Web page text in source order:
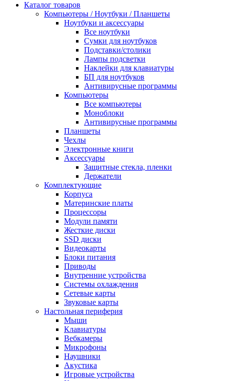
Каталог товаров
Компьютеры / Ноутбуки / Планшеты
Ноутбуки и аксессуары
Все ноутбуки
Сумки для ноутбуков
Подставки/столики
Лампы подсветки
Наклейки для клавиатуры
БП для ноутбуков
Антивирусные программы
Компьютеры
Все компьютеры
Моноблоки
Антивирусные программы
Планшеты
Чехлы
Электронные книги
Аксессуары
Защитные стекла, пленки
Держатели
Комплектующие
Корпуса
Материнские платы
Процессоры
Модули памяти
Жесткие диски
SSD диски
Видеокарты
Блоки питания
Приводы
Внутренние устройства
Системы охлаждения
Сетевые карты
Звуковые карты
Настольная периферия
Мыши
Клавиатуры
Вебкамеры
Микрофоны
Наушники
Акустика
Игровые устройства